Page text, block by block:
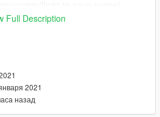
in openIV: mods> update>
misc/gta-5-gameconfig-300-cars)
Full Description
2021
назад